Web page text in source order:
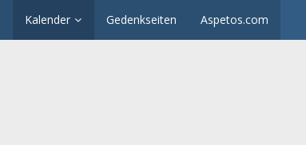
Kalender Gedenkseiten Aspetos.com